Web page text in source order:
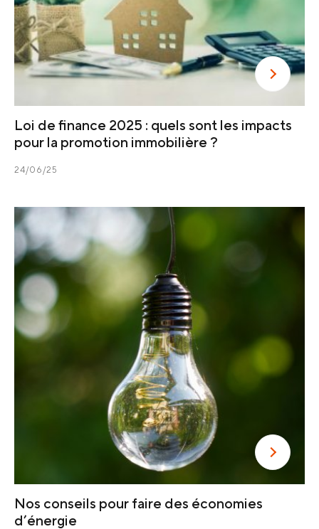
Loi de finance 2025 : quels sont les impacts
pour la promotion immobilière ?
24/06/25
Nos conseils pour faire des économies
d’énergie